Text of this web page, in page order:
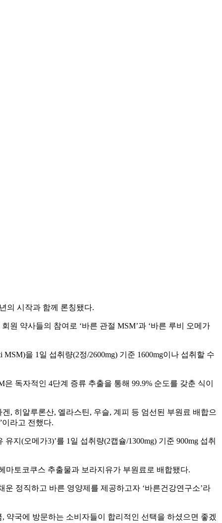
의 시작과 함께 론칭됐다.
원 약사들의 참여로 ‘바른 관절 MSM’과 ‘바른 루비 오메가
을 1일 섭취량(2정/2600mg) 기준 1600mg이나 섭취할 수
독자적인 4단계 증류 추출을 통해 99.9% 순도를 갖춘 식이
, 히알루론산, 엘라스틴, 우슬, 계피 등 엄선된 부원료 배합으
라고 전했다.
지(오메가3)’를 1일 섭취량(2캡슐/1300mg) 기준 900mg 섭취
마토코쿠스 추출물과 보라지유가 부원료로 배합됐다.
정직하고 바른 영양제를 제공하고자 ‘바른건강연구소’라
약국에 방문하는 소비자들이 합리적인 선택을 하셨으면 좋겠